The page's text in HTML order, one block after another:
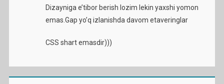
Dizayniga e’tibor berish lozim lekin yaxshi yomon
emas.Gap yo’q izlanishda davom etaveringlar
CSS shart emasdir)))